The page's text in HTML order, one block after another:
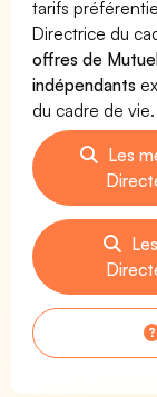
tarifs
Directrice du
offres de
indépendants
du cadre de vie.
Les